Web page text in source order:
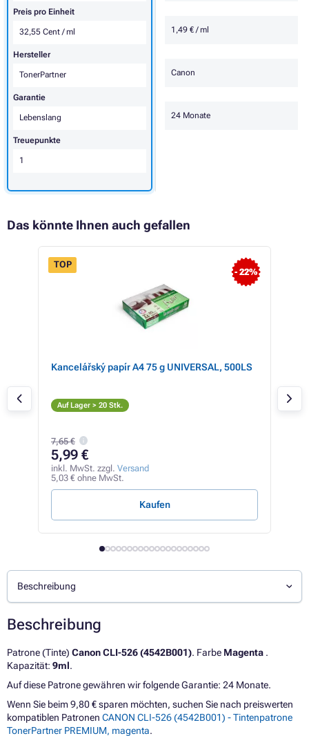
1,49 € / ml
Canon
24 Monate
Preis pro Einheit
32,55 Cent / ml
Hersteller
TonerPartner
Garantie
Lebenslang
Treuepunkte
1
Das könnte Ihnen auch gefallen
- 22%
TOP
Kancelářský papír A4 75 g UNIVERSAL, 500LS
Auf Lager > 20 Stk.
7,65 €
5,99 €
inkl. MwSt. zzgl. Versand
5,03 € ohne MwSt.
Kaufen
Beschreibung
Beschreibung
Patrone (Tinte) Canon CLI-526 (4542B001). Farbe Magenta .
Kapazität: 9ml.
Auf diese Patrone gewähren wir folgende Garantie: 24 Monate.
Wenn Sie beim 9,80 € sparen möchten, suchen Sie nach preiswerten
kompatiblen Patronen CANON CLI-526 (4542B001) - Tintenpatrone
TonerPartner PREMIUM, magenta.